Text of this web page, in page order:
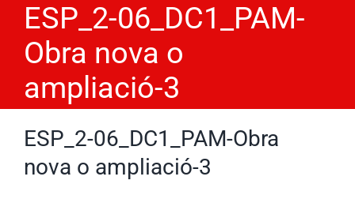
ESP_2-06_DC1_PAM-
Obra nova o
ampliació-3
ESP_2-06_DC1_PAM-Obra
nova o ampliació-3